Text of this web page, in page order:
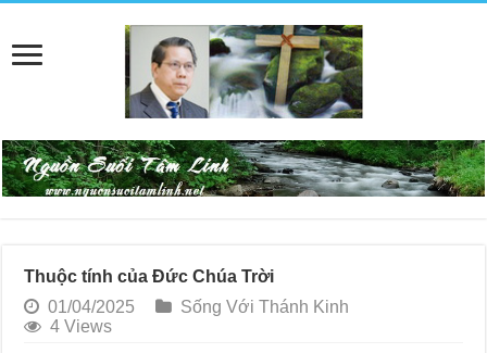
Thuộc tính của Đức Chúa Trời
01/04/2025
Sống Với Thánh Kinh
4 Views